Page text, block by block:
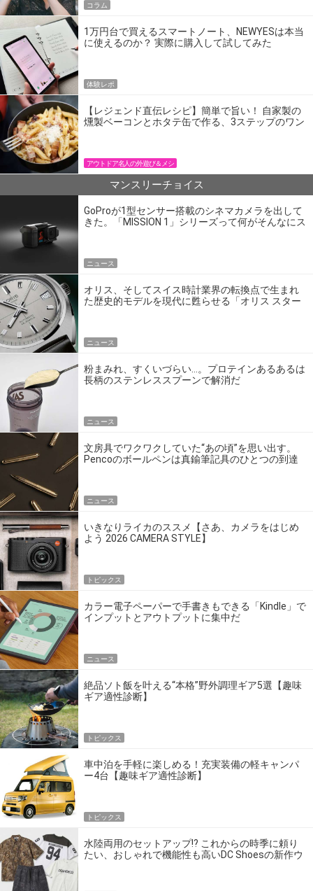
コラム
1万円台で買えるスマートノート、NEWYESは本当
に使えるのか？ 実際に購入して試してみた
体験レポ
【レジェンド直伝レシピ】簡単で旨い！ 自家製の
燻製ベーコンとホタテ缶で作る、3ステップのワン
アウトドア名人の外遊び＆メシ
マンスリーチョイス
GoProが1型センサー搭載のシネマカメラを出して
きた。「MISSION 1」シリーズって何がそんなにス
ニュース
オリス、そしてスイス時計業界の転換点で生まれ
た歴史的モデルを現代に甦らせる「オリス スター
ニュース
粉まみれ、すくいづらい…。プロテインあるあるは
長柄のステンレススプーンで解消だ
ニュース
文房具でワクワクしていた“あの頃”を思い出す。
Pencoのボールペンは真鍮筆記具のひとつの到達
ニュース
いきなりライカのススメ【さあ、カメラをはじめ
よう 2026 CAMERA STYLE】
トピックス
カラー電子ペーパーで手書きもできる「Kindle」で
インプットとアウトプットに集中だ
ニュース
絶品ソト飯を叶える“本格”野外調理ギア5選【趣味
ギア適性診断】
トピックス
車中泊を手軽に楽しめる！充実装備の軽キャンパ
ー4台【趣味ギア適性診断】
トピックス
水陸両用のセットアップ!? これからの時季に頼り
たい、おしゃれで機能性も高いDC Shoesの新作ウ